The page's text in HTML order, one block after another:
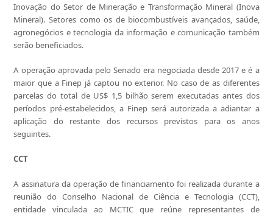
Inovação do Setor de Mineração e Transformação Mineral (Inova
Mineral). Setores como os de biocombustíveis avançados, saúde,
agronegócios e tecnologia da informação e comunicação também
serão beneficiados.
A operação aprovada pelo Senado era negociada desde 2017 e é a
maior que a Finep já captou no exterior. No caso de as diferentes
parcelas do total de US$ 1,5 bilhão serem executadas antes dos
períodos pré-estabelecidos, a Finep será autorizada a adiantar a
aplicação do restante dos recursos previstos para os anos
seguintes.
CCT
A assinatura da operação de financiamento foi realizada durante a
reunião do Conselho Nacional de Ciência e Tecnologia (CCT),
entidade vinculada ao MCTIC que reúne representantes de